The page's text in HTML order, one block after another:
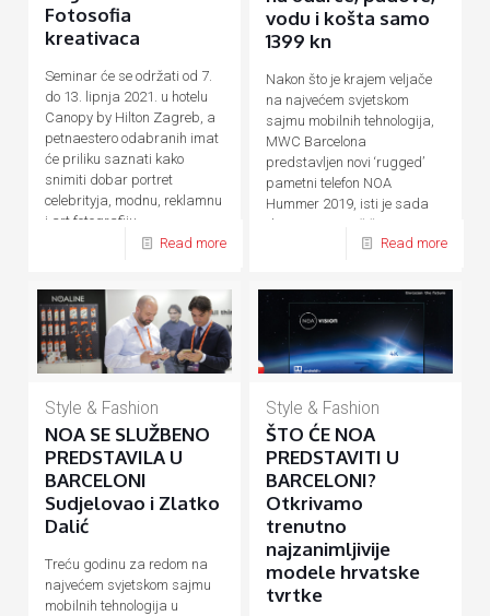
Fotosofia
kreativaca
Seminar će se održati od 7.
do 13. lipnja 2021. u hotelu
Canopy by Hilton Zagreb, a
petnaestero odabranih imat
će priliku saznati kako
snimiti dobar portret
celebrityja, modnu, reklamnu
i art fotografiju.
Read more
vodu i košta samo
1399 kn
Nakon što je krajem veljače
na najvećem svjetskom
sajmu mobilnih tehnologija,
MWC Barcelona
predstavljen novi ‘rugged’
pametni telefon NOA
Hummer 2019, isti je sada
dostupan na tržištu. Za sve
Read more
Style & Fashion
NOA SE SLUŽBENO
PREDSTAVILA U
BARCELONI
Sudjelovao i Zlatko
Dalić
Treću godinu za redom na
najvećem svjetskom sajmu
mobilnih tehnologija u
Style & Fashion
ŠTO ĆE NOA
PREDSTAVITI U
BARCELONI?
Otkrivamo
trenutno
najzanimljivije
modele hrvatske
tvrtke